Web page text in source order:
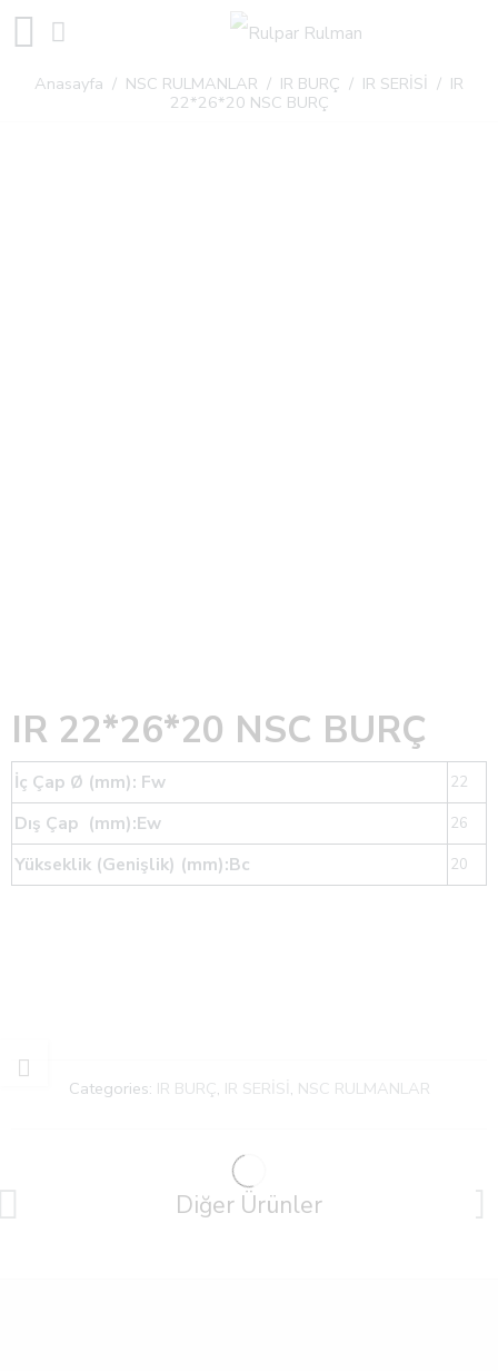
Anasayfa / NSC RULMANLAR / IR BURÇ / IR SERİSİ / IR
22*26*20 NSC BURÇ
IR 22*26*20 NSC BURÇ
İç Çap Ø (mm): Fw 22
Dış Çap (mm):Ew 26
Yükseklik (Genişlik) (mm):Bc 20
Categories: IR BURÇ , IR SERİSİ , NSC RULMANLAR
Diğer Ürünler